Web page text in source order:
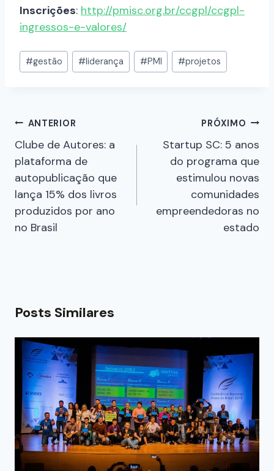
Inscrições: http://pmisc.org.br/ccgpl/ccgpl-
ingressos-e-valores/
#gestão #liderança #PMI #projetos
ANTERIOR
Clube de Autores: a
plataforma de
autopublicação que
lança 15% dos livros
produzidos por ano
no Brasil
PRÓXIMO
Startup SC: 5 anos
do programa que
estimulou novas
comunidades
empreendedoras no
estado
Posts Similares